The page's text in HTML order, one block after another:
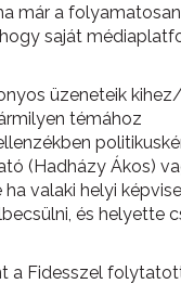
már a folyamatosan
saját
üzeneteik
témához
(Hadházy Ákos)
valaki helyi
és helyette
a Fidesszel